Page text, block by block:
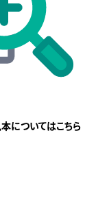
についてはこちら